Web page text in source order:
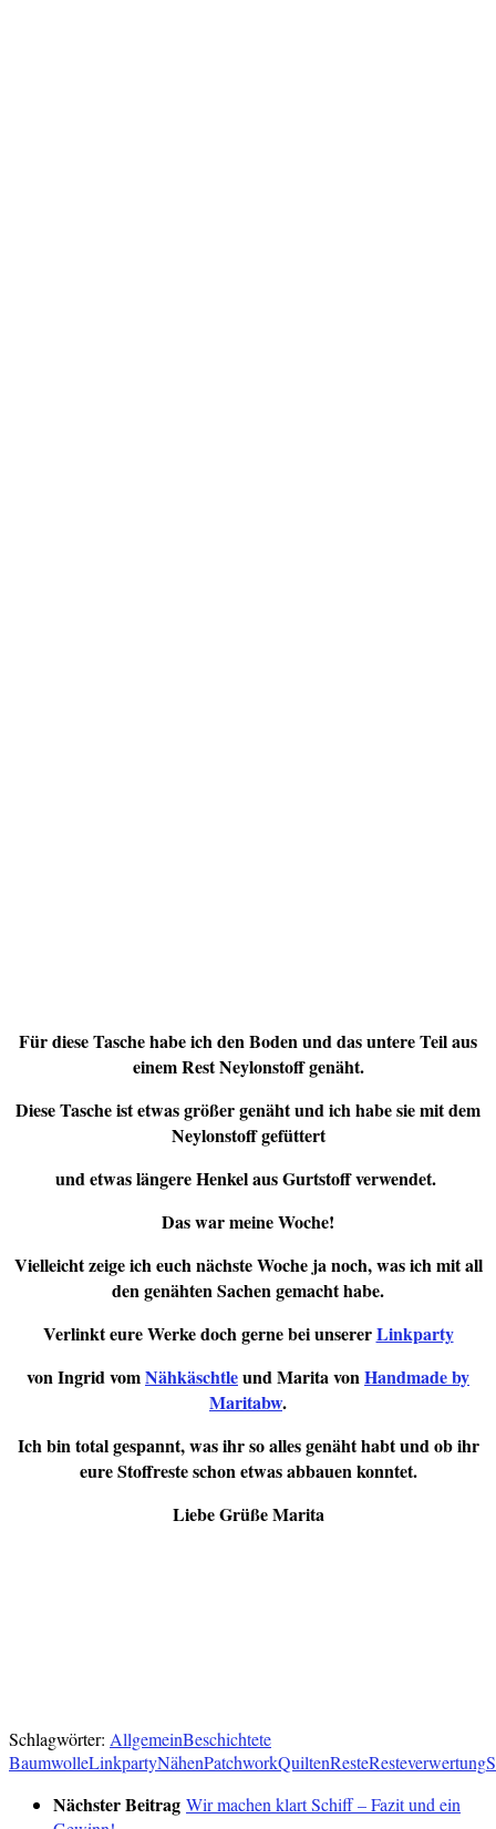
Für diese Tasche habe ich den Boden und das untere Teil aus
einem Rest Neylonstoff genäht.
Diese Tasche ist etwas größer genäht und ich habe sie mit dem
Neylonstoff gefüttert
und etwas längere Henkel aus Gurtstoff verwendet.
Das war meine Woche!
Vielleicht zeige ich euch nächste Woche ja noch, was ich mit all
den genähten Sachen gemacht habe.
Verlinkt eure Werke doch gerne bei unsererLinkparty
von Ingrid vomNähkäschtleund Marita vonHandmade by
Maritabw.
Ich bin total gespannt, was ihr so alles genäht habt und ob ihr
eure Stoffreste schon etwas abbauen konntet.
Liebe Grüße Marita
Schlagwörter: AllgemeinBeschichtete
BaumwolleLinkpartyNähenPatchworkQuiltenResteResteverwertung
Nächster Beitrag Wir machen klart Schiff – Fazit und ein